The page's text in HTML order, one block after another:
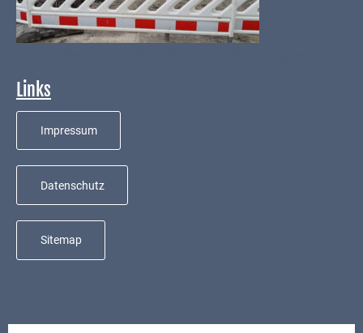
Wasser-
und
Abwasser
Katastrophenschutz
Notfallnummern
Suche
bei
Links
Impressum
Datenschutz
Sitemap